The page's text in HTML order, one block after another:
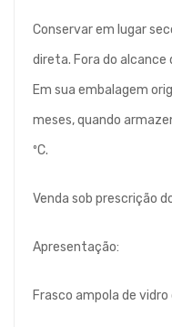
Conservar em lugar
direta. Fora do alcance
Em sua embalagem
meses, quando
ºC.
Venda sob prescrição
Apresentação:
Frasco ampola de